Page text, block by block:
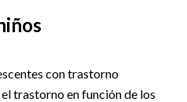
con trastorno
trastorno en función de los